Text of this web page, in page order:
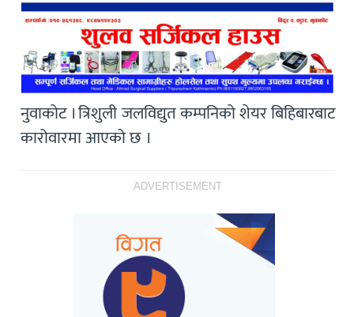
नुवाकोट । त्रिशुली जलविद्युत कम्पनिको शेयर बिहिबारबाट
कारोवारमा आएको छ ।
ADVERTISEMENT